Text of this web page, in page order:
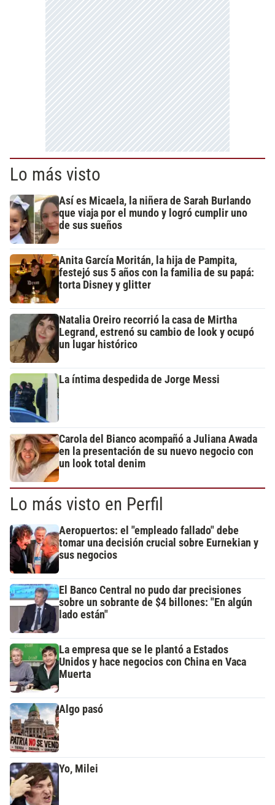
Lo más visto
Así es Micaela, la niñera de Sarah Burlando
que viaja por el mundo y logró cumplir uno
de sus sueños
Anita García Moritán, la hija de Pampita,
festejó sus 5 años con la familia de su papá:
torta Disney y glitter
Natalia Oreiro recorrió la casa de Mirtha
Legrand, estrenó su cambio de look y ocupó
un lugar histórico
La íntima despedida de Jorge Messi
Carola del Bianco acompañó a Juliana Awada
en la presentación de su nuevo negocio con
un look total denim
Lo más visto en Perfil
Aeropuertos: el "empleado fallado" debe
tomar una decisión crucial sobre Eurnekian y
sus negocios
El Banco Central no pudo dar precisiones
sobre un sobrante de $4 billones: "En algún
lado están"
La empresa que se le plantó a Estados
Unidos y hace negocios con China en Vaca
Muerta
Algo pasó
Yo, Milei